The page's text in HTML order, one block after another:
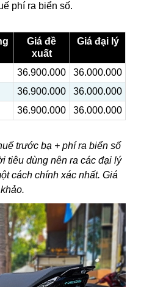
phí ra biển số.
Giá đề
xuất
Giá đại lý
36.900.000
36.000.000
36.900.000
36.000.000
36.900.000 36.000.000
trước bạ + phí ra biển số
tiêu dùng nên ra các đại lý
cách chính xác nhất. Giá